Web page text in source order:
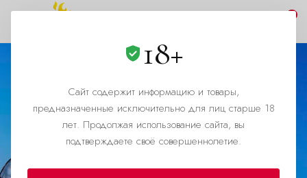
18+
Сайт содержит информацию и товары,
предназначенные исключительно для лиц старше 18
лет. Продолжая использование сайта, вы
подтверждаете своё совершеннолетие.
Поп, прайд и попперсы:
Kim Petras и её арома